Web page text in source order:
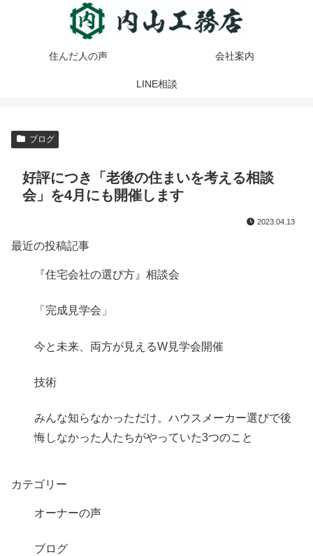
住んだ人の声 会社案内
LINE相談
ブログ
好評につき「老後の住まいを考える相談
会」を4月にも開催します
2023.04.13
最近の投稿記事
『住宅会社の選び方』相談会
「完成見学会」
今と未来、両方が見えるW見学会開催
技術
みんな知らなかっただけ。ハウスメーカー選びで後
悔しなかった人たちがやっていた3つのこと
カテゴリー
オーナーの声
ブログ